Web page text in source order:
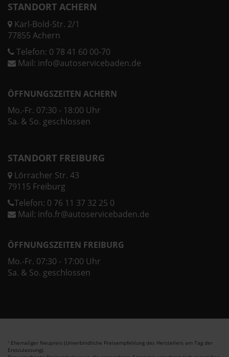
STANDORT ACHERN
Karl-Bold-Str. 2/1
77855 Achern
Telefon: 0 78 41 60 00-70
Mail: info@autoservicebaden.de
ÖFFNUNGSZEITEN ACHERN
Mo.-Fr. 07:30 - 18:00 Uhr
Sa. & So. geschlossen
STANDORT FREIBURG
Lörracher Str. 43
79115 Freiburg
Telefon: 0 76 11 37 32 25 0
Mail: info.fr@autoservicebaden.de
ÖFFNUNGSZEITEN FREIBURG
Mo.-Fr. 07:30 - 17:00 Uhr
Sa. & So. geschlossen
1 Ehemaliger Neupreis (Unverbindliche Preisempfehlung des Herstellers am Tag der
Erstzulassung).